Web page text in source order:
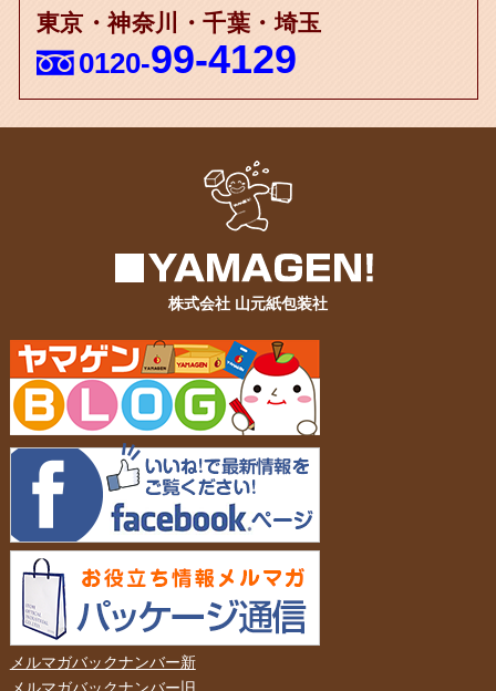
東京・神奈川・千葉・埼玉
0120-99-4129
株式会社 山元紙包装社
メルマガバックナンバー新